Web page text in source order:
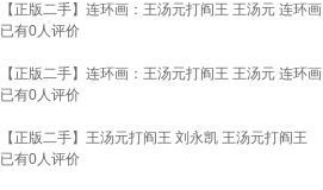
【正版二手】连环画：王汤元打阎王 王汤元 连环
已有0人评价
【正版二手】连环画：王汤元打阎王 王汤元 连环
已有0人评价
【正版二手】王汤元打阎王 刘永凯 王汤元打阎王
已有0人评价